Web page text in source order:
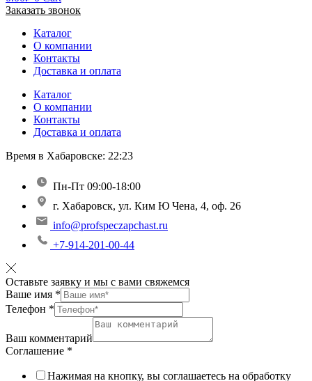
Заказать звонок
Каталог
О компании
Контакты
Доставка и оплата
Каталог
О компании
Контакты
Доставка и оплата
Время в Хабаровске: 22:23
Пн-Пт 09:00-18:00
г. Хабаровск, ул. Ким Ю Чена, 4, оф. 26
info@profspeczapchast.ru
+7-914-201-00-44
Оставьте заявку и мы с вами свяжемся
Ваше имя *
Телефон *
Ваш комментарий
Соглашение *
Нажимая на кнопку, вы соглашаетесь на обработку